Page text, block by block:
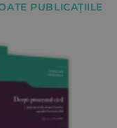
PUBLICAȚIILE